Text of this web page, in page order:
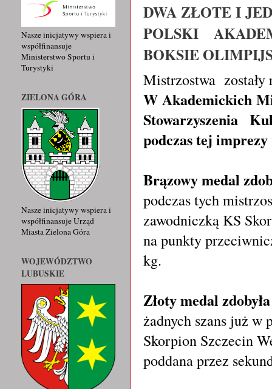
DWA ZŁOTE I
POLSKI
BOKSIE
Mistrzostwa zostały
W Akademickich
Stowarzyszenia
podczas tej
Brązowy medal
podczas tych
zawodniczką KS
na punkty
kg.
Złoty medal
żadnych szans już w
Skorpion Szczecin
poddana przez
Nasze inicjatywy wspiera i
współfinansuje
Ministerstwo Sportu i
Turystyki
ZIELONA GÓRA
Nasze inicjatywy wspiera i
współfinansuje Urząd
Miasta Zielona Góra
WOJEWÓDZTWO
LUBUSKIE